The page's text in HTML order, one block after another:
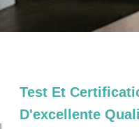
Test Et
D'excellente